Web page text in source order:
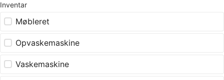
Inventar
Møbleret
Opvaskemaskine
Vaskemaskine